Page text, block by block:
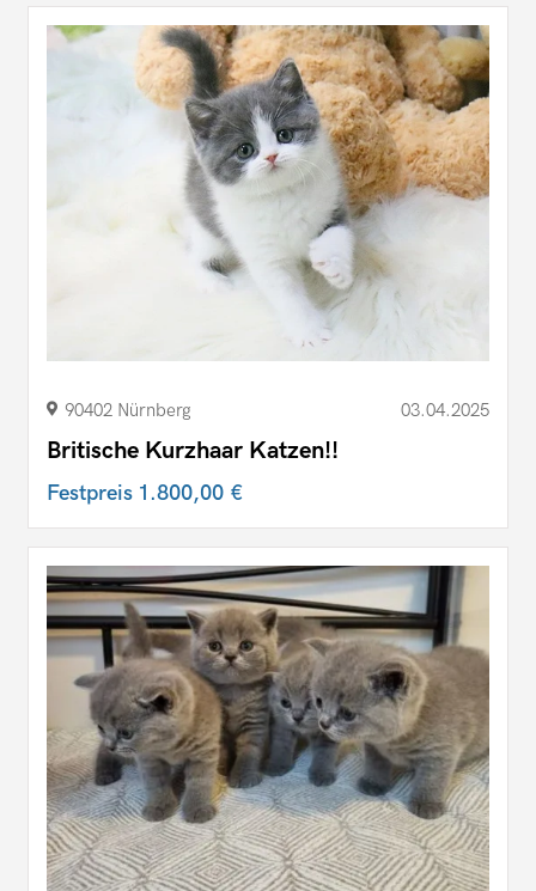
90402 Nürnberg 03.04.2025
Britische Kurzhaar Katzen!!
Festpreis 1.800,00 €